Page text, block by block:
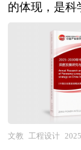
与未来图景。
是技术融合
推动底层架
产业互联网
能；三是治
要素流通规
既孕育着万
策协同机制、
的体现，是科
理技术与经
图、工艺设
制、技术经
持续增长和
的市场规模
据，工程设
预计在未来几
文教 工程设计